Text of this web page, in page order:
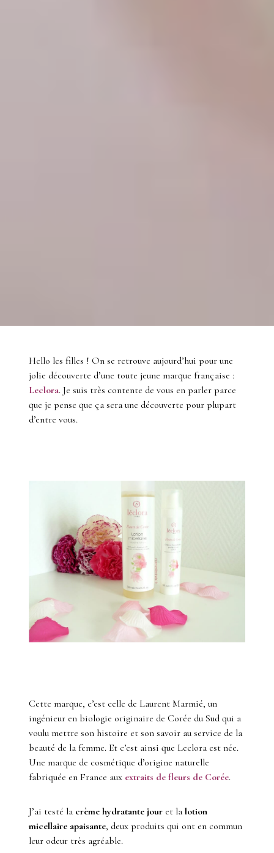
Hello les filles ! On se retrouve aujourd’hui pour une
jolie découverte d’une toute jeune marque française :
Leclora. Je suis très contente de vous en parler parce
que je pense que ça sera une découverte pour plupart
d’entre vous.
Cette marque, c’est celle de Laurent Marmié, un
ingénieur en biologie originaire de Corée du Sud qui a
voulu mettre son histoire et son savoir au service de la
beauté de la femme. Et c’est ainsi que Leclora est née.
Une marque de cosmétique d’origine naturelle
fabriquée en France aux extraits de fleurs de Corée.
J’ai testé la crème hydratante jour et lalotion
micellaire apaisante, deux produits qui ont en commun
leur odeur très agréable.